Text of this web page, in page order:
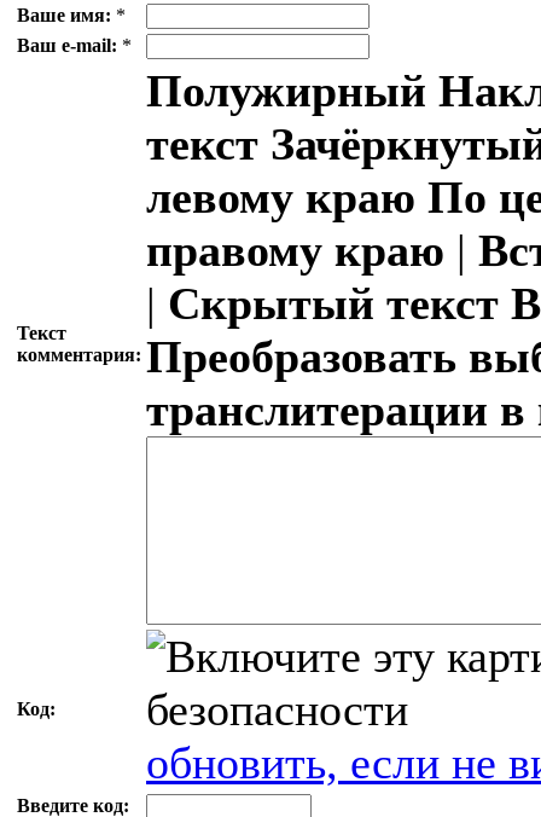
Ваше имя: *
Ваш e-mail: *
Текст
комментария:
Полужирный
текст
левому краю По
правому краю |
| Скрытый текст
Преобразовать
транслитерации
Код:
обновить, если не
Введите код: